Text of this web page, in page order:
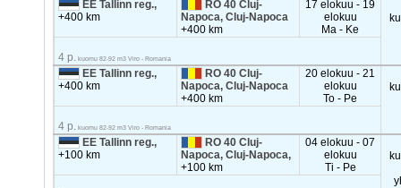
EE Tallinn reg.,
+400 km
RO 40 Cluj-
Napoca, Cluj-Napoca
+400 km
17 elokuu - 19
elokuu
Ma - Ke
4 p. kuomu 82-92 m3 Viro - Romania
EE Tallinn reg.,
+400 km
RO 40 Cluj-
Napoca, Cluj-Napoca
+400 km
20 elokuu - 21
elokuu
To - Pe
4 p. kuomu 82-92 m3 Viro - Romania
EE Tallinn reg.,
+100 km
RO 40 Cluj-
Napoca, Cluj-Napoca,
+100 km
04 elokuu - 07
elokuu
Ti - Pe